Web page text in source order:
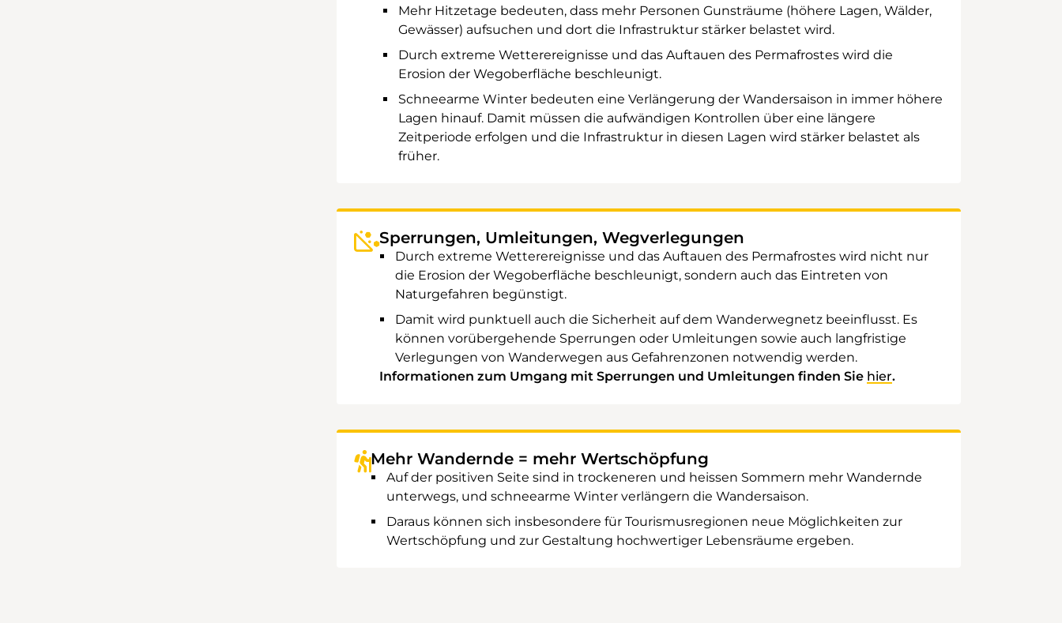
Mehr Hitzetage bedeuten, dass mehr Personen Gunsträume (höhere Lagen, Wälder,
Gewässer) aufsuchen und dort die Infrastruktur stärker belastet wird.
Durch extreme Wetterereignisse und das Auftauen des Permafrostes wird die
Erosion der Wegoberfläche beschleunigt.
Schneearme Winter bedeuten eine Verlängerung der Wandersaison in immer höhere
Lagen hinauf. Damit müssen die aufwändigen Kontrollen über eine längere
Zeitperiode erfolgen und die Infrastruktur in diesen Lagen wird stärker belastet als
früher.
Sperrungen, Umleitungen, Wegverlegungen
Durch extreme Wetterereignisse und das Auftauen des Permafrostes wird nicht nur
die Erosion der Wegoberfläche beschleunigt, sondern auch das Eintreten von
Naturgefahren begünstigt.
Damit wird punktuell auch die Sicherheit auf dem Wanderwegnetz beeinflusst. Es
können vorübergehende Sperrungen oder Umleitungen sowie auch langfristige
Verlegungen von Wanderwegen aus Gefahrenzonen notwendig werden.
Informationen zum Umgang mit Sperrungen und Umleitungen finden Sie hier.
Mehr Wandernde = mehr Wertschöpfung
Auf der positiven Seite sind in trockeneren und heissen Sommern mehr Wandernde
unterwegs, und schneearme Winter verlängern die Wandersaison.
Daraus können sich insbesondere für Tourismusregionen neue Möglichkeiten zur
Wertschöpfung und zur Gestaltung hochwertiger Lebensräume ergeben.